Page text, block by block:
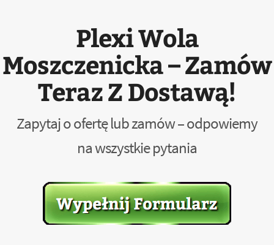
Plexi Wola
Moszczenicka – Zamów
Teraz Z Dostawą!
Zapytaj o ofertę lub zamów – odpowiemy
na wszystkie pytania